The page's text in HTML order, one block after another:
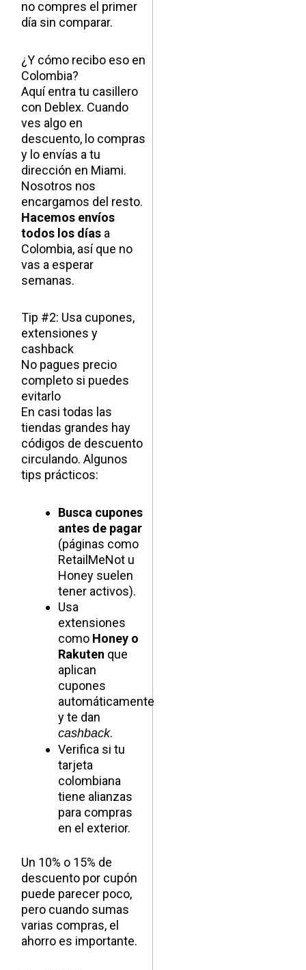
no compres el primer
día sin comparar.
¿Y cómo recibo eso en
Colombia?
Aquí entra tu casillero
con Deblex. Cuando
ves algo en
descuento, lo compras
y lo envías a tu
dirección en Miami.
Nosotros nos
encargamos del resto.
Hacemos envíos
todos los días a
Colombia, así que no
vas a esperar
semanas.
Tip #2: Usa cupones,
extensiones y
cashback
No pagues precio
completo si puedes
evitarlo
En casi todas las
tiendas grandes hay
códigos de descuento
circulando. Algunos
tips prácticos:
Busca cupones
antes de pagar
(páginas como
RetailMeNot u
Honey suelen
tener activos).
Usa
extensiones
como Honey o
Rakuten que
aplican
cupones
automáticamente
y te dan
cashback.
Verifica si tu
tarjeta
colombiana
tiene alianzas
para compras
en el exterior.
Un 10% o 15% de
descuento por cupón
puede parecer poco,
pero cuando sumas
varias compras, el
ahorro es importante.